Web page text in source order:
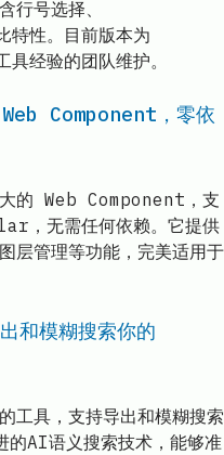
行号选择、
性。目前版本为
经验的团队维护。
Component，零依
的 Web Component，支
无需任何依赖。它提供
层管理等功能，完美适用于
模糊搜索你的
具，支持导出和模糊搜索
AI语义搜索技术，能够准